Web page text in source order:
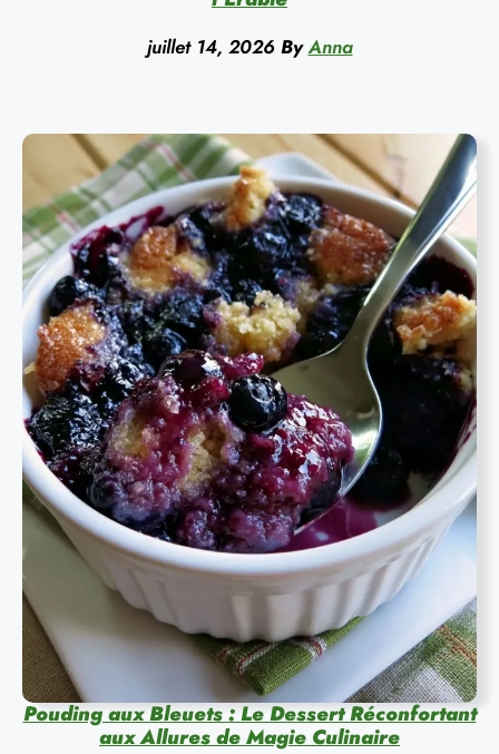
juillet 14, 2026 By Anna
Pouding aux Bleuets : Le Dessert Réconfortant
aux Allures de Magie Culinaire